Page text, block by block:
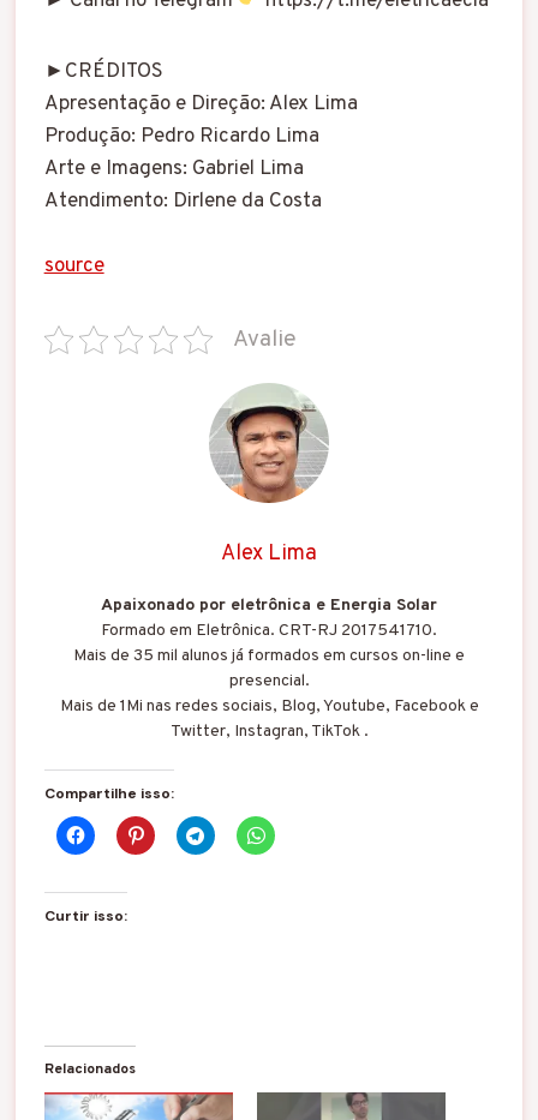
►CRÉDITOS
Apresentação e Direção: Alex Lima
Produção: Pedro Ricardo Lima
Arte e Imagens: Gabriel Lima
Atendimento: Dirlene da Costa
source
Avalie
Alex Lima
Apaixonado por eletrônica e Energia Solar
Formado em Eletrônica. CRT-RJ 2017541710.
Mais de 35 mil alunos já formados em cursos on-line e
presencial.
Mais de 1Mi nas redes sociais, Blog, Youtube, Facebook e
Twitter, Instagran, TikTok .
Compartilhe isso:
Curtir isso:
Relacionados